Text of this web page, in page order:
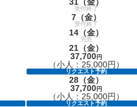
受付終了
7（金）
受付終了
14（金）
完売
21（金）
37,700円
（小人：25,000円）
リクエスト予約
28（金）
37,700円
（小人：25,000円）
リクエスト予約